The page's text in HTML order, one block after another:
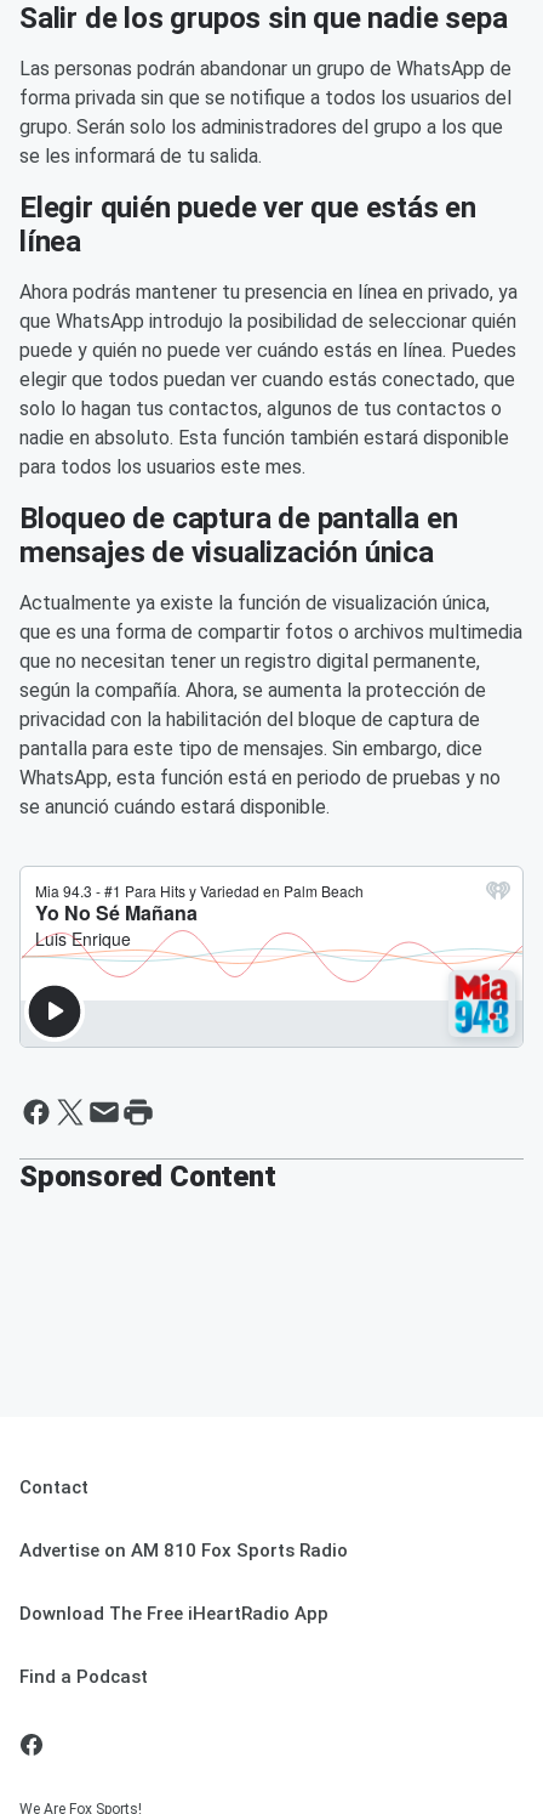
Salir de los grupos sin que nadie sepa
Las personas podrán abandonar un grupo de WhatsApp de
forma privada sin que se notifique a todos los usuarios del
grupo. Serán solo los administradores del grupo a los que
se les informará de tu salida.
Elegir quién puede ver que estás en
línea
Ahora podrás mantener tu presencia en línea en privado, ya
que WhatsApp introdujo la posibilidad de seleccionar quién
puede y quién no puede ver cuándo estás en línea. Puedes
elegir que todos puedan ver cuando estás conectado, que
solo lo hagan tus contactos, algunos de tus contactos o
nadie en absoluto. Esta función también estará disponible
para todos los usuarios este mes.
Bloqueo de captura de pantalla en
mensajes de visualización única
Actualmente ya existe la función de visualización única,
que es una forma de compartir fotos o archivos multimedia
que no necesitan tener un registro digital permanente,
según la compañía. Ahora, se aumenta la protección de
privacidad con la habilitación del bloque de captura de
pantalla para este tipo de mensajes. Sin embargo, dice
WhatsApp, esta función está en periodo de pruebas y no
se anunció cuándo estará disponible.
Sponsored Content
Contact
Advertise on AM 810 Fox Sports Radio
Download The Free iHeartRadio App
Find a Podcast
We Are Fox Sports!